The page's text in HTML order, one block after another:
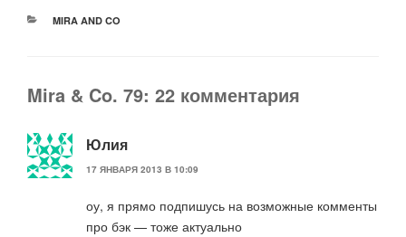
РУБРИКИ
MIRA AND CO
Mira & Co. 79: 22 комментария
Юлия
17 ЯНВАРЯ 2013 В 10:09
оу, я прямо подпишусь на возможные комменты
про бэк — тоже актуально